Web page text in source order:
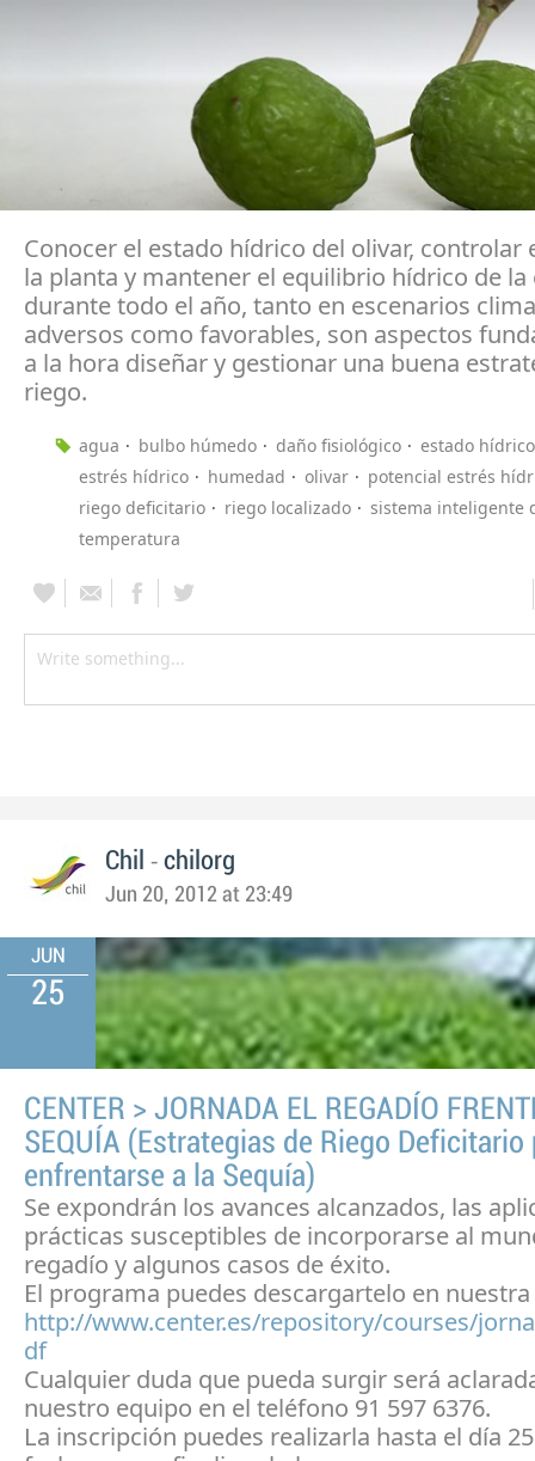
Conocer el estado hídrico del olivar, controlar
la planta y mantener el equilibrio hídrico de
durante todo el año, tanto en escenarios
adversos como favorables, son aspectos
a la hora diseñar y gestionar una buena
riego.
agua bulbo húmedo daño fisiológico
estado hídrico
estrés hídrico
humedad olivar
potencial estrés
riego deficitario
riego localizado
sistema inteligente
temperatura
Chil - chilorg
Jun 20, 2012 at 23:49
JUN
25
CENTER > JORNADA EL REGADÍO
SEQUÍA (Estrategias de Riego Deficitario
enfrentarse a la Sequía)
Se expondrán los avances alcanzados, las
prácticas susceptibles de incorporarse al
regadío y algunos casos de éxito.
El programa puedes descargartelo en
http://www.center.es/repository/courses/
df
Cualquier duda que pueda surgir será
nuestro equipo en el teléfono 91 597 6376.
La inscripción puedes realizarla hasta el día